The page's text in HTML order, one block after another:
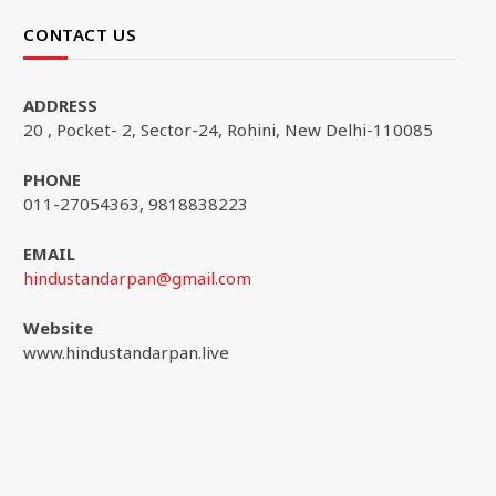
CONTACT US
ADDRESS
20 , Pocket- 2, Sector-24, Rohini, New Delhi-110085
PHONE
011-27054363, 9818838223
EMAIL
hindustandarpan@gmail.com
Website
www.hindustandarpan.live